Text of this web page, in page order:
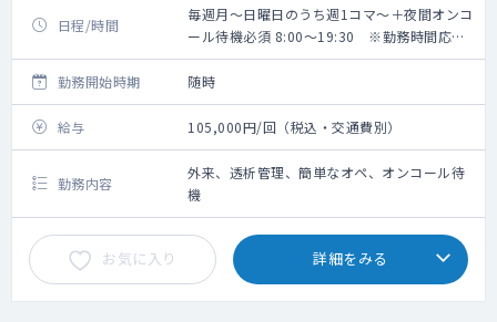
日程/時間
毎週月～日曜日のうち週1コマ～＋夜間オンコ
ール待機必須 8:00～19:30 ※勤務時間応相
談
勤務開始時期
随時
給与 105,000円/回（税込・交通費別）
勤務内容
外来、透析管理、簡単なオペ、オンコール待
機
お気に入り 詳細をみる